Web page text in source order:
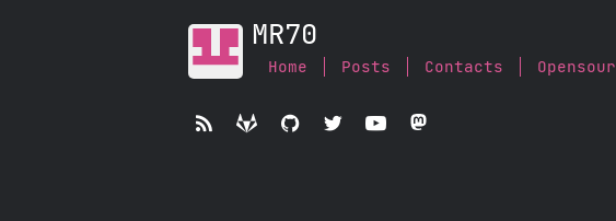
MR70
Home Posts Contacts
    